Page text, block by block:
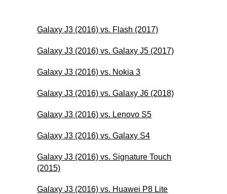
Galaxy J3 (2016) vs. Flash (2017)
Galaxy J3 (2016) vs. Galaxy J5 (2017)
Galaxy J3 (2016) vs. Nokia 3
Galaxy J3 (2016) vs. Galaxy J6 (2018)
Galaxy J3 (2016) vs. Lenovo S5
Galaxy J3 (2016) vs. Galaxy S4
Galaxy J3 (2016) vs. Signature Touch
(2015)
Galaxy J3 (2016) vs. Huawei P8 Lite